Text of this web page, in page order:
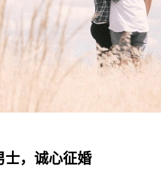
士，诚心征婚